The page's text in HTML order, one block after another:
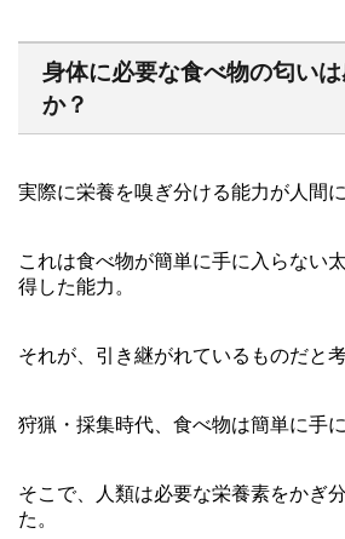
身体に必要な食べ物の匂い
か？
実際に栄養を嗅ぎ分ける能力が人間
これは食べ物が簡単に手に入らない
得した能力。
それが、引き継がれているものだと
狩猟・採集時代、食べ物は簡単に手
そこで、人類は必要な栄養素をかぎ
た。